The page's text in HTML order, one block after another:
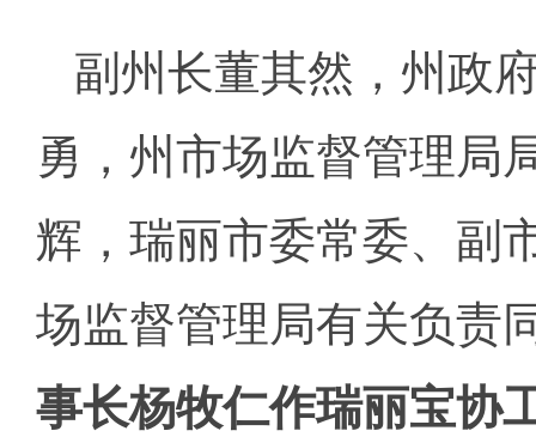
副州长董其然，州政
勇，州市场监督管理局
辉，瑞丽市委常委、副
场监督管理局有关负责
事长杨牧仁作瑞丽宝协